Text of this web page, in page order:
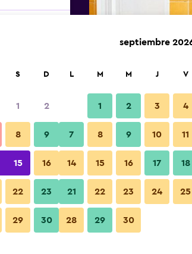
por noche
Ver oferta
Baño
Fotos
S D
1 2
8 9
15 16
22 23
29 30
septiembre
L M M J V
1 2 3 4
7 8 9 10 11
14 15 16 17 18
21 22 23 24 25
28 29 30